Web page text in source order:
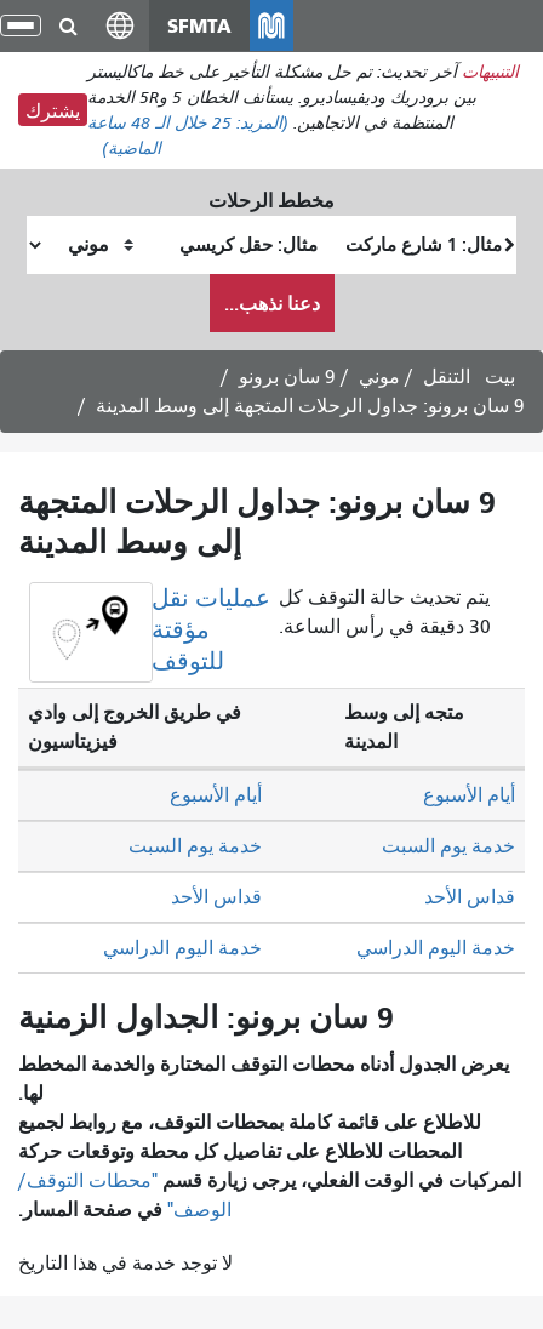
انتقل
إلى
المحتوى
الرئيسي
SFMTA
التنبيهات آخر تحديث: تم حل مشكلة التأخير على خط ماكاليستر
بين برودريك وديفيساديرو. يستأنف الخطان 5 و5R الخدمة
المنتظمة في الاتجاهين. (المزيد: 25
خلال الـ 48 ساعة
الماضية)
يشترك
مخطط الرحلات
البداية
النهاية
أرغب
في
السفر
دعنا نذهب...
بيت التنقل موني
9 سان برونو
9 سان برونو: جداول الرحلات المتجهة إلى وسط المدينة
9 سان برونو: جداول الرحلات المتجهة
إلى وسط المدينة
عمليات نقل
مؤقتة
للتوقف
يتم تحديث حالة التوقف كل
30 دقيقة في رأس الساعة.
متجه إلى وسط
المدينة
في طريق الخروج إلى وادي
فيزيتاسيون
خدمة يوم السبت خدمة يوم السبت
قداس الأحد قداس الأحد
أيام الأسبوع أيام الأسبوع
خدمة اليوم الدراسي خدمة اليوم الدراسي
9 سان برونو: الجداول الزمنية
يعرض الجدول أدناه محطات التوقف المختارة والخدمة المخطط
لها.
للاطلاع على قائمة كاملة بمحطات التوقف، مع روابط لجميع
المحطات للاطلاع على تفاصيل كل محطة وتوقعات حركة
المركبات في الوقت الفعلي، يرجى زيارة قسم "محطات التوقف/
الوصف" في صفحة المسار.
لا توجد خدمة في هذا التاريخ